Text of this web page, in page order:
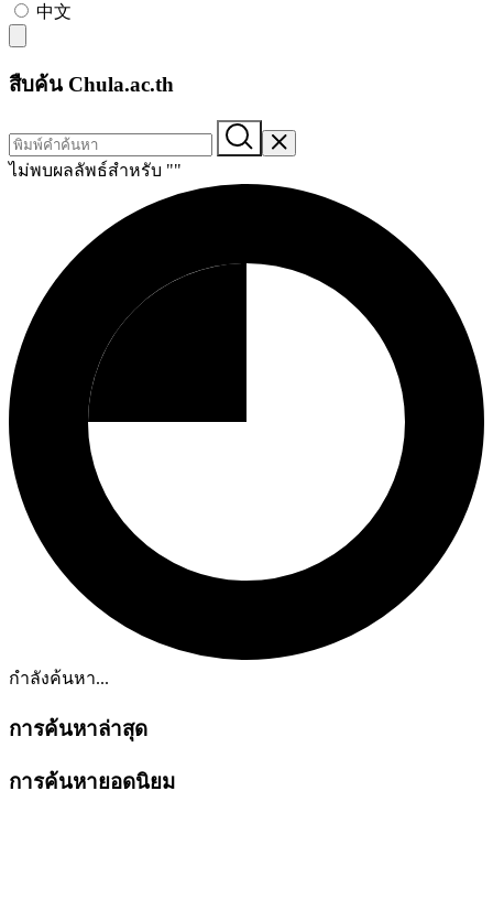
中文
สืบค้น Chula.ac.th
ไม่พบผลลัพธ์สำหรับ ""
กำลังค้นหา...
การค้นหาล่าสุด
การค้นหายอดนิยม